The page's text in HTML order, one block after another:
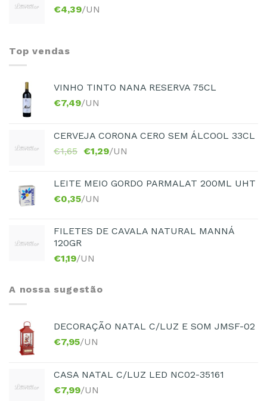
€4,39/UN
Top vendas
VINHO TINTO NANA RESERVA 75CL
€7,49/UN
CERVEJA CORONA CERO SEM ÁLCOOL 33CL
€1,65 €1,29/UN
LEITE MEIO GORDO PARMALAT 200ML UHT
€0,35/UN
FILETES DE CAVALA NATURAL MANNÁ
120GR
€1,19/UN
A nossa sugestão
DECORAÇÃO NATAL C/LUZ E SOM JMSF-02
€7,95/UN
CASA NATAL C/LUZ LED NC02-35161
€7,99/UN